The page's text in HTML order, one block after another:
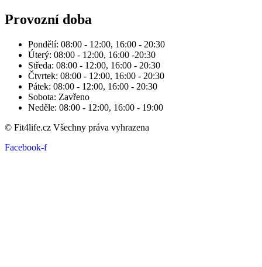
Provozní doba
Pondělí: 08:00 - 12:00, 16:00 - 20:30
Úterý: 08:00 - 12:00, 16:00 -20:30
Středa: 08:00 - 12:00, 16:00 - 20:30
Čtvrtek: 08:00 - 12:00, 16:00 - 20:30
Pátek: 08:00 - 12:00, 16:00 - 20:30
Sobota: Zavřeno
Neděle: 08:00 - 12:00, 16:00 - 19:00
© Fit4life.cz Všechny práva vyhrazena
Facebook-f